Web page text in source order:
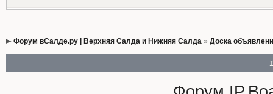
Форум вСалде.ру | Верхняя Салда и Нижняя Салда» Доска